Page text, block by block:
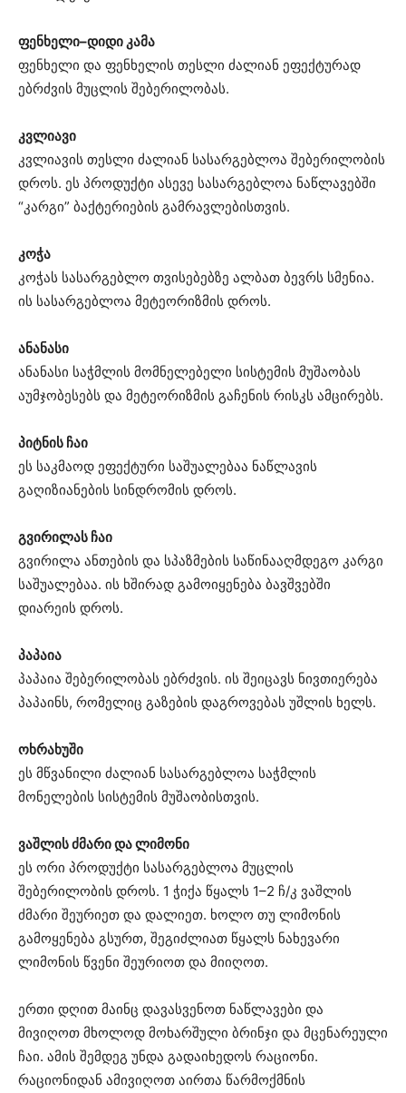
ფენხელი–დიდი კამა
ფენხელი და ფენხელის თესლი ძალიან ეფექტურად
ებრძვის მუცლის შებერილობას.
კვლიავი
კვლიავის თესლი ძალიან სასარგებლოა შებერილობის
დროს. ეს პროდუქტი ასევე სასარგებლოა ნაწლავებში
“კარგი” ბაქტერიების გამრავლებისთვის.
კოჭა
კოჭას სასარგებლო თვისებებზე ალბათ ბევრს სმენია.
ის სასარგებლოა მეტეორიზმის დროს.
ანანასი
ანანასი საჭმლის მომნელებელი სისტემის მუშაობას
აუმჯობესებს და მეტეორიზმის გაჩენის რისკს ამცირებს.
პიტნის ჩაი
ეს საკმაოდ ეფექტური საშუალებაა ნაწლავის
გაღიზიანების სინდრომის დროს.
გვირილას ჩაი
გვირილა ანთების და სპაზმების საწინააღმდეგო კარგი
საშუალებაა. ის ხშირად გამოიყენება ბავშვებში
დიარეის დროს.
პაპაია
პაპაია შებერილობას ებრძვის. ის შეიცავს ნივთიერება
პაპაინს, რომელიც გაზების დაგროვებას უშლის ხელს.
ოხრახუში
ეს მწვანილი ძალიან სასარგებლოა საჭმლის
მონელების სისტემის მუშაობისთვის.
ვაშლის ძმარი და ლიმონი
ეს ორი პროდუქტი სასარგებლოა მუცლის
შებერილობის დროს. 1 ჭიქა წყალს 1–2 ჩ/კ ვაშლის
ძმარი შეურიეთ და დალიეთ. ხოლო თუ ლიმონის
გამოყენება გსურთ, შეგიძლიათ წყალს ნახევარი
ლიმონის წვენი შეურიოთ და მიიღოთ.
ერთი დღით მაინც დავასვენოთ ნაწლავები და
მივიღოთ მხოლოდ მოხარშული ბრინჯი და მცენარეული
ჩაი. ამის შემდეგ უნდა გადაიხედოს რაციონი.
რაციონიდან ამივიღოთ აირთა წარმოქმნის